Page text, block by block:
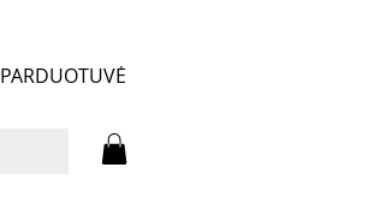
PARDUOTUVĖ